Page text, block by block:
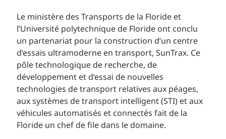
Le ministère des Transports de la Floride et
l’Université polytechnique de Floride ont conclu
un partenariat pour la construction d’un centre
d’essais ultramoderne en transport, SunTrax. Ce
pôle technologique de recherche, de
développement et d’essai de nouvelles
technologies de transport relatives aux péages,
aux systèmes de transport intelligent (STI) et aux
véhicules automatisés et connectés fait de la
Floride un chef de file dans le domaine.